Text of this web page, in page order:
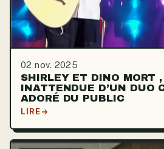
02 nov. 2025
SHIRLEY ET DINO MORT
INATTENDUE D’UN DUO
ADORÉ DU PUBLIC
LIRE